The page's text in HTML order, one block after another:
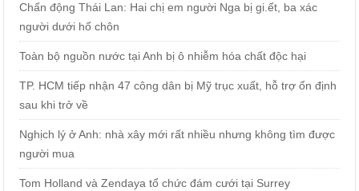
Chấn động Thái Lan: Hai chị em người Nga bị gi.ết, ba xác
người dưới hố chôn
Toàn bộ nguồn nước tại Anh bị ô nhiễm hóa chất độc hại
TP. HCM tiếp nhận 47 công dân bị Mỹ trục xuất, hỗ trợ ổn định
sau khi trở về
Nghịch lý ở Anh: nhà xây mới rất nhiều nhưng không tìm được
người mua
Tom Holland và Zendaya tổ chức đám cưới tại Surrey